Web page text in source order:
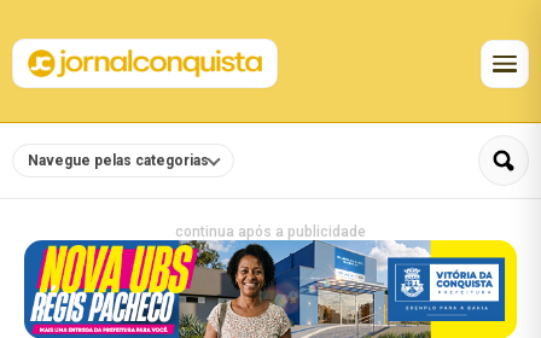
Navegue pelas categorias
continua após a publicidade